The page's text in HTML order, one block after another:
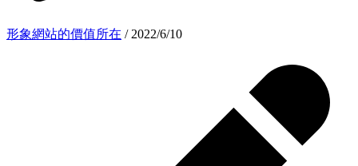
形象網站的價值所在 / 2022/6/10